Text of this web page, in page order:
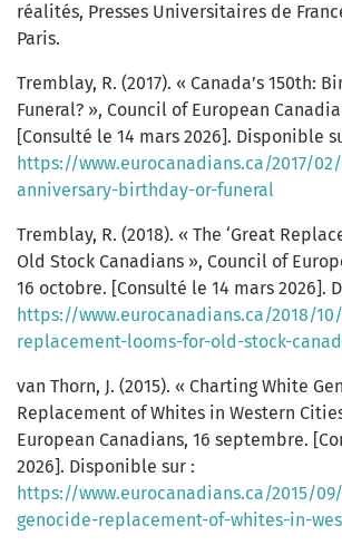
réalités, Presses Universitaires de
Paris.
Tremblay, R. (2017). « Canada’s 150th:
Funeral? », Council of European
[Consulté le 14 mars 2026]. Disponible
https://www.eurocanadians.ca/2017/
anniversary-birthday-or-funeral
Tremblay, R. (2018). « The ‘Great
Old Stock Canadians », Council of
16 octobre. [Consulté le 14 mars 2026].
https://www.eurocanadians.ca/2018/
replacement-looms-for-old-stock-
van Thorn, J. (2015). « Charting White
Replacement of Whites in Western
European Canadians, 16 septembre.
2026]. Disponible sur :
https://www.eurocanadians.ca/2015/
genocide-replacement-of-whites-in-